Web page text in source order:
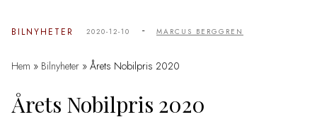
BILNYHETER 2020-12-10 - MARCUS BERGGREN
Hem » Bilnyheter » Årets Nobilpris 2020
Årets Nobilpris 2020